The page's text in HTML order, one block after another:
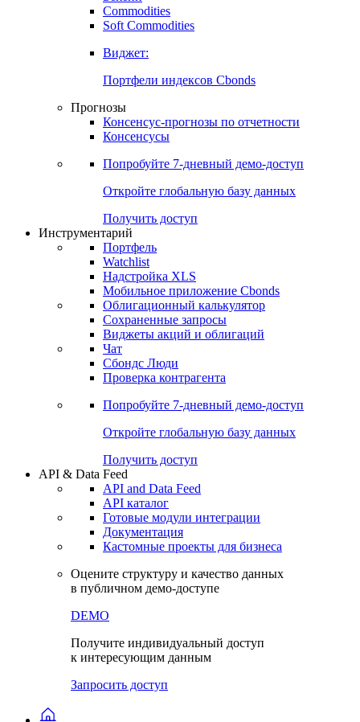
Commodities
Золото
Бензин
Soft Commodities
Виджет:
Портфели индексов Cbonds
Прогнозы
Консенсусы
Попробуйте7-дневный
Откройте глобальную базу данных
Получить доступ
Инструментарий
Портфель
Watchlist
Надстройка XLS
Мобильное приложение Cbonds
Облигационный калькулятор
Сохраненные запросы
Чат
Проверка контрагента
Попробуйте7-дневный
Откройте глобальную базу данных
Получить доступ
API & Data Feed
API and Data Feed
Готовые модули интеграции
Документация
в публичном демо-доступе